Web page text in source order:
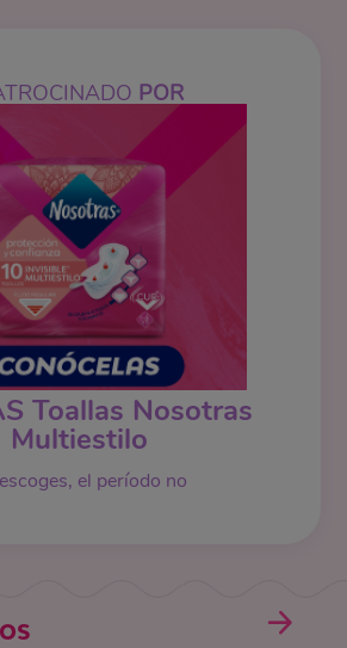
POR
Toallas Nosotras
Multiestilo
el período no